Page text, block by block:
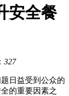
安全餐
327
日益受到公众的
的重要因素之